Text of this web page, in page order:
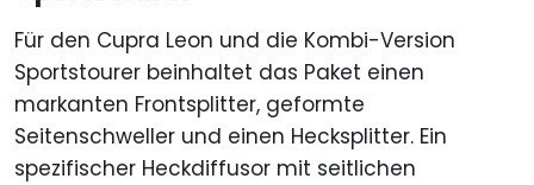
Für den Cupra Leon und die Kombi-Version
Sportstourer beinhaltet das Paket einen
markanten Frontsplitter, geformte
Seitenschweller und einen Hecksplitter. Ein
spezifischer Heckdiffusor mit seitlichen